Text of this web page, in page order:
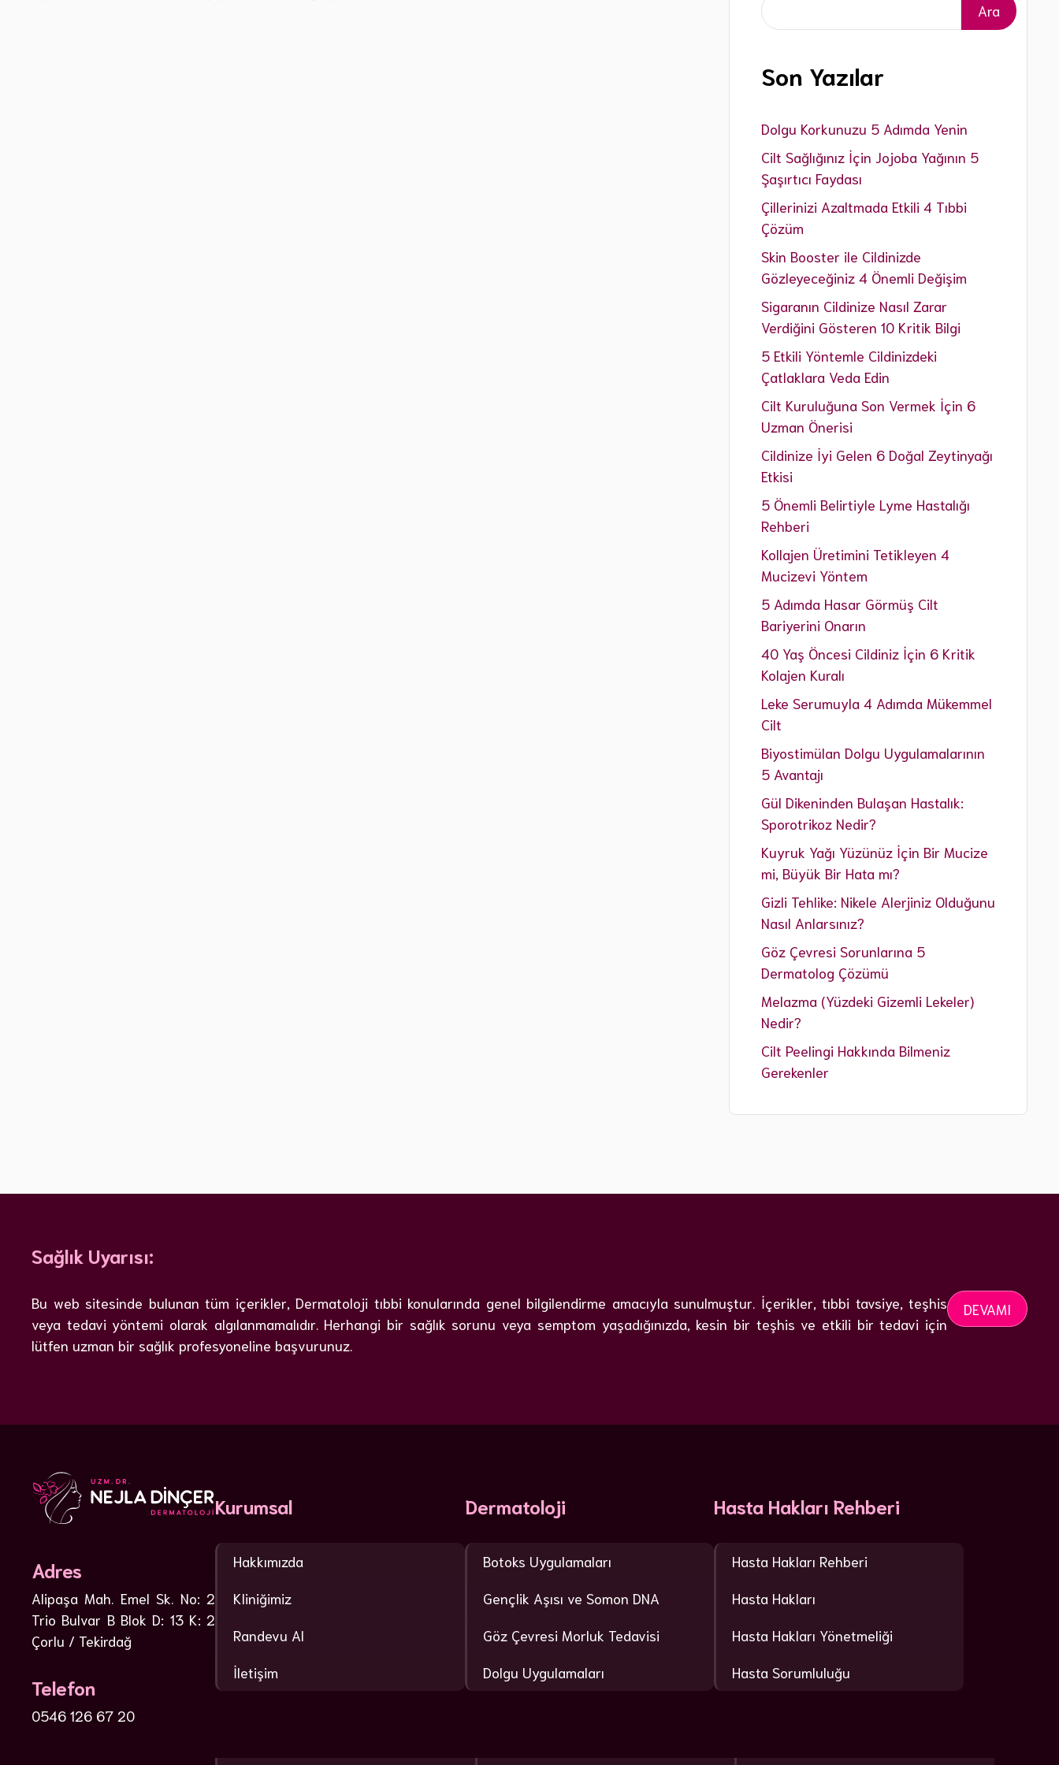
Ara
Son Yazılar
Dolgu Korkunuzu 5 Adımda Yenin
Cilt Sağlığınız İçin Jojoba Yağının 5
Şaşırtıcı Faydası
Çillerinizi Azaltmada Etkili 4 Tıbbi
Çözüm
Skin Booster ile Cildinizde
Gözleyeceğiniz 4 Önemli Değişim
Sigaranın Cildinize Nasıl Zarar
Verdiğini Gösteren 10 Kritik Bilgi
5 Etkili Yöntemle Cildinizdeki
Çatlaklara Veda Edin
Cilt Kuruluğuna Son Vermek İçin 6
Uzman Önerisi
Cildinize İyi Gelen 6 Doğal Zeytinyağı
Etkisi
5 Önemli Belirtiyle Lyme Hastalığı
Rehberi
Kollajen Üretimini Tetikleyen 4
Mucizevi Yöntem
5 Adımda Hasar Görmüş Cilt
Bariyerini Onarın
40 Yaş Öncesi Cildiniz İçin 6 Kritik
Kolajen Kuralı
Leke Serumuyla 4 Adımda Mükemmel
Cilt
Biyostimülan Dolgu Uygulamalarının
5 Avantajı
Gül Dikeninden Bulaşan Hastalık:
Sporotrikoz Nedir?
Kuyruk Yağı Yüzünüz İçin Bir Mucize
mi, Büyük Bir Hata mı?
Gizli Tehlike: Nikele Alerjiniz Olduğunu
Nasıl Anlarsınız?
Göz Çevresi Sorunlarına 5
Dermatolog Çözümü
Melazma (Yüzdeki Gizemli Lekeler)
Nedir?
Cilt Peelingi Hakkında Bilmeniz
Gerekenler
Sağlık Uyarısı:
Bu web sitesinde bulunan tüm içerikler, Dermatoloji tıbbi konularında genel bilgilendirme amacıyla sunulmuştur. İçerikler, tıbbi tavsiye, teşhis
veya tedavi yöntemi olarak algılanmamalıdır. Herhangi bir sağlık sorunu veya semptom yaşadığınızda, kesin bir teşhis ve etkili bir tedavi için
lütfen uzman bir sağlık profesyoneline başvurunuz.
DEVAMI
Adres
Alipaşa Mah. Emel Sk. No: 2
Trio Bulvar B Blok D: 13 K: 2
Çorlu / Tekirdağ
Telefon
0546 126 67 20
Kurumsal
Hakkımızda
Kliniğimiz
Randevu Al
İletişim
Dermatoloji
Botoks Uygulamaları
Gençlik Aşısı ve Somon DNA
Göz Çevresi Morluk Tedavisi
Dolgu Uygulamaları
Hasta Hakları Rehberi
Hasta Hakları Rehberi
Hasta Hakları
Hasta Hakları Yönetmeliği
Hasta Sorumluluğu